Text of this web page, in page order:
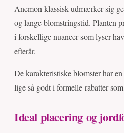
Anemon klassisk udmærker sig
og lange blomstringstid. Planten
i forskellige nuancer som lyser
efterår.
De karakteristiske blomster har
lige så godt i formelle rabatter
Ideal placering og